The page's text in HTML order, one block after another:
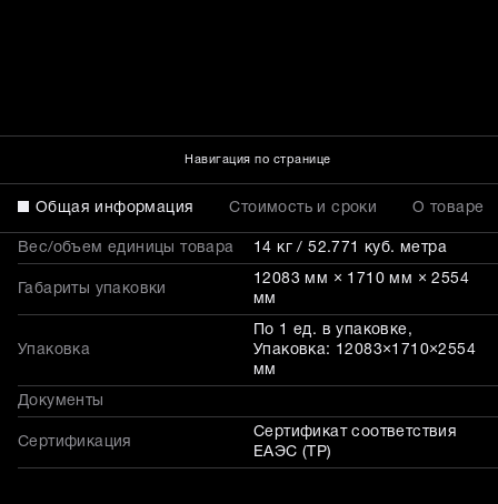
Навигация по странице
Общая информация Стоимость и сроки О товаре
Вес/объем единицы товара 14 кг / 52.771 куб. метра
Габариты упаковки
12083 мм × 1710 мм × 2554
мм
Упаковка
По 1 ед. в упаковке,
Упаковка: 12083×1710×2554
мм
Документы
Сертификация
Сертификат соответствия
ЕАЭС (ТР)